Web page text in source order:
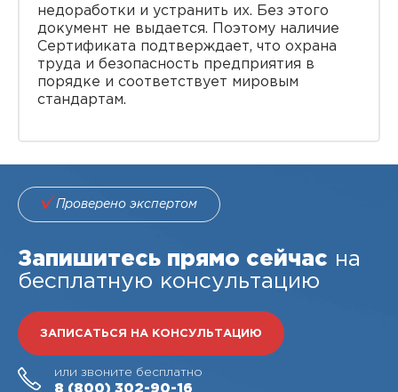
недоработки и устранить их. Без этого
документ не выдается. Поэтому наличие
Сертификата подтверждает, что охрана
труда и безопасность предприятия в
порядке и соответствует мировым
стандартам.
Проверено экспертом
Запишитесь прямо сейчас на
бесплатную консультацию
ЗАПИСАТЬСЯ НА КОНСУЛЬТАЦИЮ
или звоните бесплатно
8 (800) 302-90-16